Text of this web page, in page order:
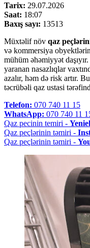
Tarix: 29.07.2026
Saat: 18:07
Baxış sayı: 13513
Müxtəlif növ qaz
və kommersiya
mühüm əhəmiyyət
yaranan nasazlıqlar
azalır, həm də risk artır.
təcrübəli qaz ustasi
Telefon: 070 740 11 15
WhatsApp: 070 740 11
Qaz pecinin temiri -
Qaz peçlərinin təmiri -
Qaz peçlərinin təmiri -